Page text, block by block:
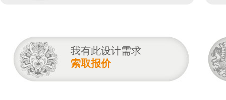
我有此设计需求
索取报价